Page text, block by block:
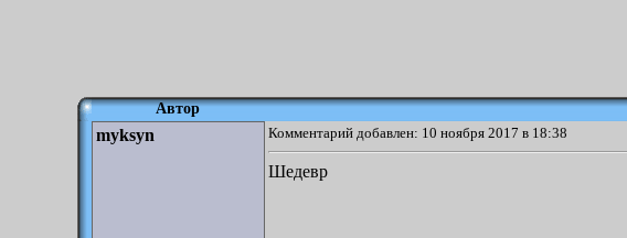
Автор
myksyn Комментарий добавлен: 10 ноября 2017 в 18:38
Шедевр